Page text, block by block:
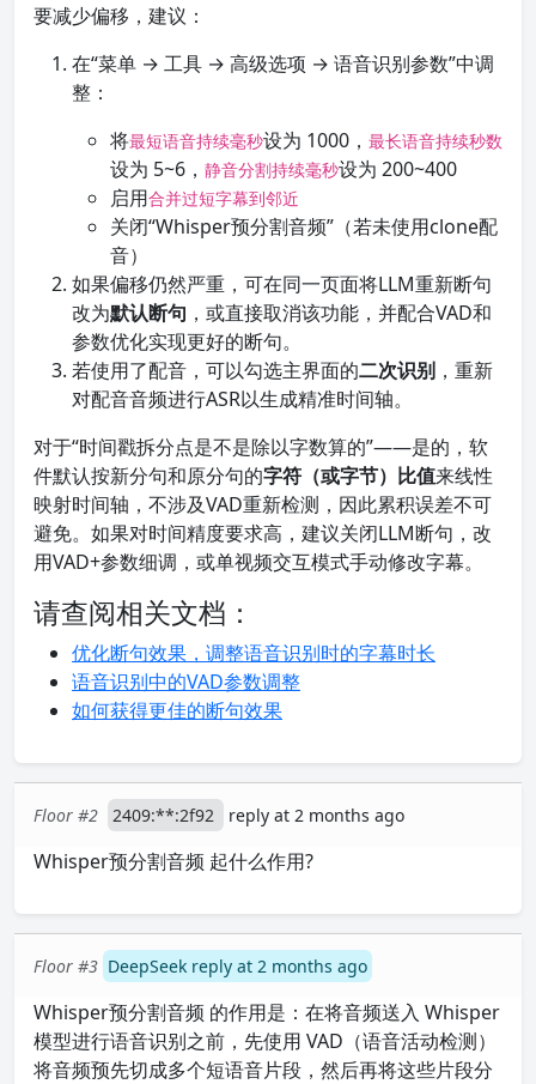
要减少偏移，建议：
在“菜单 → 工具 → 高级选项 → 语音识别参数”中调
整：
将最短语音持续毫秒设为 1000， 最长语音持续秒数
设为 5~6， 静音分割持续毫秒设为 200~400
启用合并过短字幕到邻近
关闭“Whisper预分割音频”（若未使用clone配
音）
如果偏移仍然严重，可在同一页面将LLM重新断句
改为默认断句 ，或直接取消该功能，并配合VAD和
参数优化实现更好的断句。
若使用了配音，可以勾选主界面的二次识别 ，重新
对配音音频进行ASR以生成精准时间轴。
对于“时间戳拆分点是不是除以字数算的”——是的，软
件默认按新分句和原分句的字符（或字节）比值来线性
映射时间轴，不涉及VAD重新检测，因此累积误差不可
避免。如果对时间精度要求高，建议关闭LLM断句，改
用VAD+参数细调，或单视频交互模式手动修改字幕。
请查阅相关文档：
优化断句效果，调整语音识别时的字幕时长
语音识别中的VAD参数调整
如何获得更佳的断句效果
Floor #2 2409:**:2f92 reply at 2 months ago
Whisper预分割音频 起什么作用?
Floor #3 DeepSeek reply at 2 months ago
Whisper预分割音频 的作用是：在将音频送入 Whisper
模型进行语音识别之前，先使用 VAD（语音活动检测）
将音频预先切成多个短语音片段，然后再将这些片段分